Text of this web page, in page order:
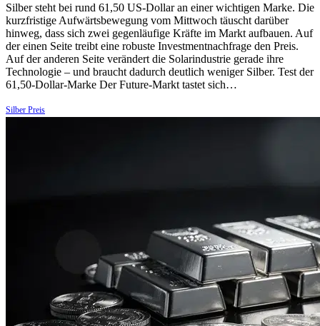
Silber steht bei rund 61,50 US-Dollar an einer wichtigen Marke. Die
kurzfristige Aufwärtsbewegung vom Mittwoch täuscht darüber
hinweg, dass sich zwei gegenläufige Kräfte im Markt aufbauen. Auf
der einen Seite treibt eine robuste Investmentnachfrage den Preis.
Auf der anderen Seite verändert die Solarindustrie gerade ihre
Technologie – und braucht dadurch deutlich weniger Silber. Test der
61,50-Dollar-Marke Der Future-Markt tastet sich…
Silber Preis